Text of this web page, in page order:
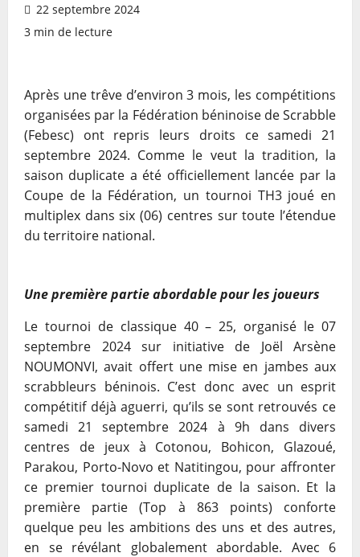
22 septembre 2024
3 min de lecture
Après une trêve d’environ 3 mois, les compétitions
organisées par la Fédération béninoise de Scrabble
(Febesc) ont repris leurs droits ce samedi 21
septembre 2024. Comme le veut la tradition, la
saison duplicate a été officiellement lancée par la
Coupe de la Fédération, un tournoi TH3 joué en
multiplex dans six (06) centres sur toute l’étendue
du territoire national.
Une première partie abordable pour les joueurs
Le tournoi de classique 40 – 25, organisé le 07
septembre 2024 sur initiative de Joël Arsène
NOUMONVI, avait offert une mise en jambes aux
scrabbleurs béninois. C’est donc avec un esprit
compétitif déjà aguerri, qu’ils se sont retrouvés ce
samedi 21 septembre 2024 à 9h dans divers
centres de jeux à Cotonou, Bohicon, Glazoué,
Parakou, Porto-Novo et Natitingou, pour affronter
ce premier tournoi duplicate de la saison. Et la
première partie(Top à 863 points) conforte
quelque peu les ambitions des uns et des autres,
en se révélant globalement abordable. Avec 6